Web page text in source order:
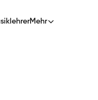
Mehr